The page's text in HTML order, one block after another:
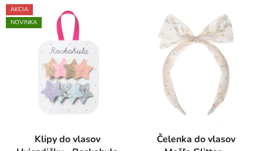
AKCIA
NOVINKA
Klipy do vlasov
Čelenka do vlasov